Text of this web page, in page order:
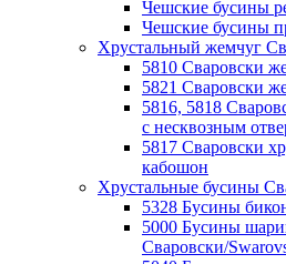
Чешские бусины
Чешские бусины
Хрустальный жемчуг
5810 Сваровски
5821 Сваровски
5816, 5818
с несквозным
5817 Сваровски
кабошон
Хрустальные бусины
5328 Бусины
5000 Бусины
Сваровски/